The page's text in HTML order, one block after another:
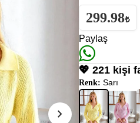
chevron_right
299.98₺
Paylaş
💖 221 kişi
Renk: Sarı